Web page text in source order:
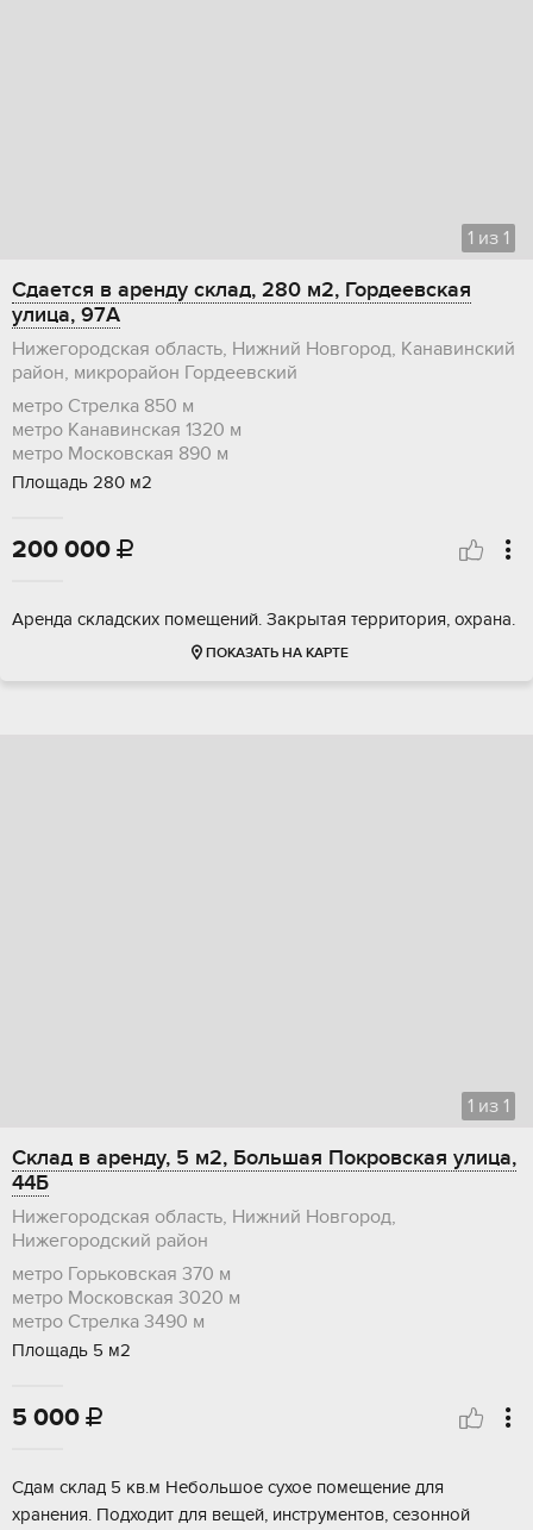
1 из 1
Сдается в аренду склад, 280 м2, Гордеевская
улица, 97А
Нижегородская область, Нижний Новгород, Канавинский
район, микрорайон Гордеевский
метро Стрелка 850 м
метро Канавинская 1320 м
метро Московская 890 м
Площадь 280 м2
200 000 
Аренда складских помещений. Закрытая территория, охрана.
ПОКАЗАТЬ НА КАРТЕ
1 из 1
Склад в аренду, 5 м2, Большая Покровская улица,
44Б
Нижегородская область, Нижний Новгород,
Нижегородский район
метро Горьковская 370 м
метро Московская 3020 м
метро Стрелка 3490 м
Площадь 5 м2
5 000 
Сдам склад 5 кв.м Небольшое сухое помещение для
хранения. Подходит для вещей, инструментов, сезонной